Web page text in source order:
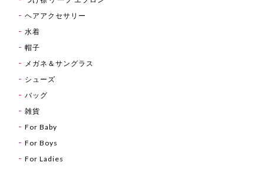
ヘアアクセサリー
水着
帽子
メガネ＆サングラス
シューズ
バッグ
雑貨
For Baby
For Boys
For Ladies